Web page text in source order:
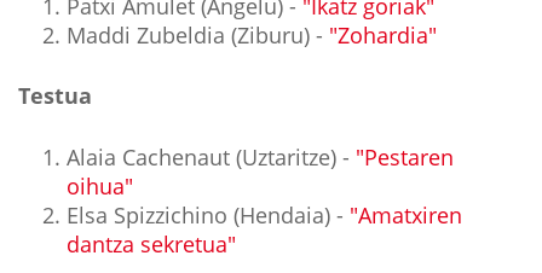
Patxi Amulet (Angelu) - "Ikatz goriak"
Maddi Zubeldia (Ziburu) - "Zohardia"
Testua
Alaia Cachenaut (Uztaritze) - "Pestaren
oihua"
Elsa Spizzichino (Hendaia) - "Amatxiren
dantza sekretua"